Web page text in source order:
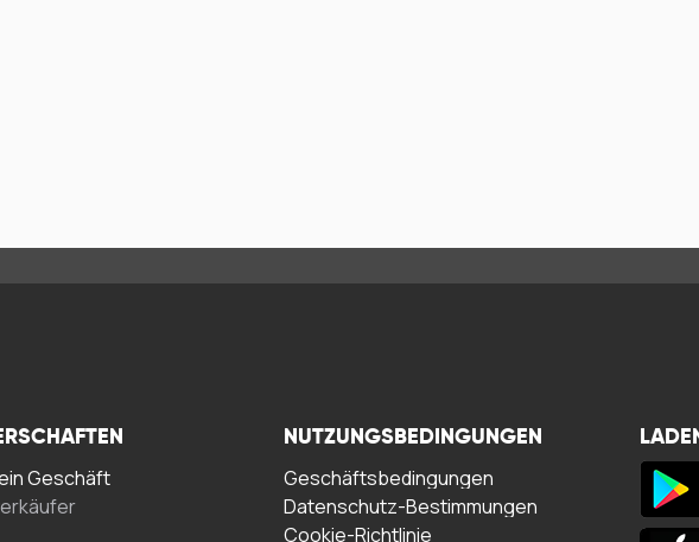
Geschäft
NUTZUNGSBEDINGUNGEN
Geschäftsbedingungen
Datenschutz-Bestimmungen
Cookie-Richtlinie